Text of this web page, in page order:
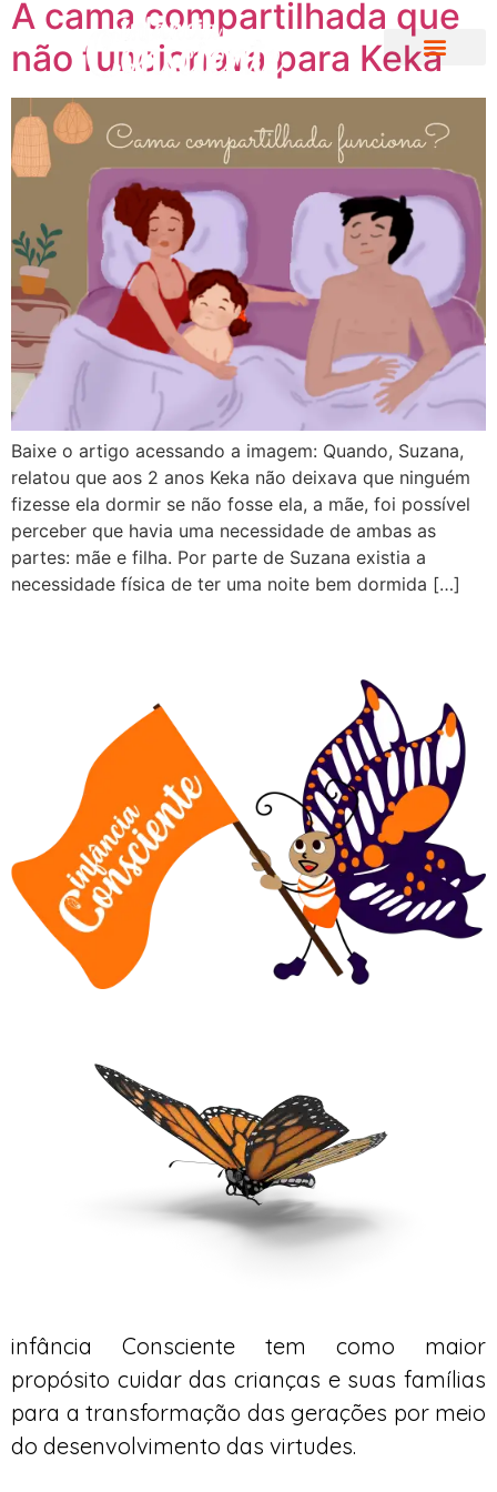
A cama compartilhada que
não funcionava para Keka
Baixe o artigo acessando a imagem: Quando, Suzana,
relatou que aos 2 anos Keka não deixava que ninguém
fizesse ela dormir se não fosse ela, a mãe, foi possível
perceber que havia uma necessidade de ambas as
partes: mãe e filha. Por parte de Suzana existia a
necessidade física de ter uma noite bem dormida […]
infância Consciente tem como maior
propósito cuidar das crianças e suas famílias
para a transformação das gerações por meio
do desenvolvimento das virtudes.